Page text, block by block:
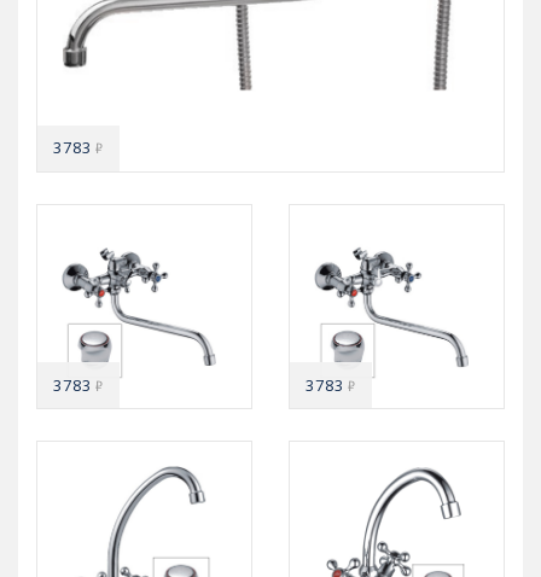
3783₽
3783₽ 3783₽